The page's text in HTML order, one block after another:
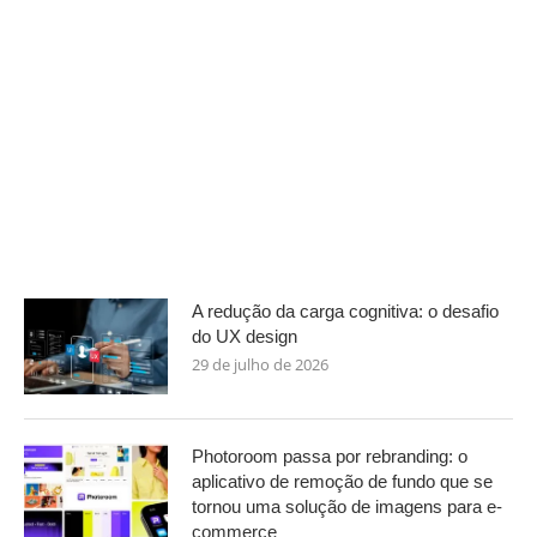
A redução da carga cognitiva: o desafio
do UX design
29 de julho de 2026
Photoroom passa por rebranding: o
aplicativo de remoção de fundo que se
tornou uma solução de imagens para e-
commerce